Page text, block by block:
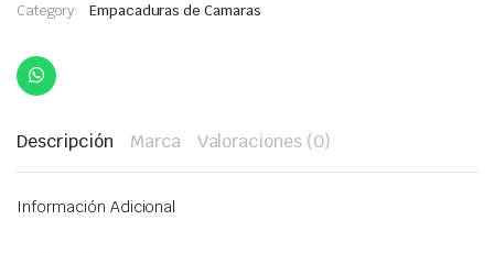
Category: Empacaduras de Camaras
Descripción Marca Valoraciones (0)
Información Adicional